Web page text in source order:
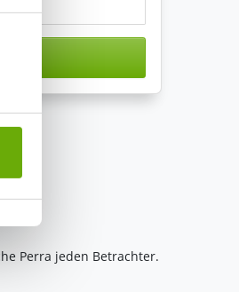
Perra jeden Betrachter.